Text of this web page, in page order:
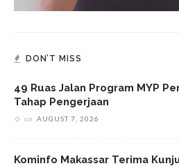
DON’T MISS
49 Ruas Jalan Program MYP
Tahap Pengerjaan
on AUGUST 7, 2026
Kominfo Makassar Terima